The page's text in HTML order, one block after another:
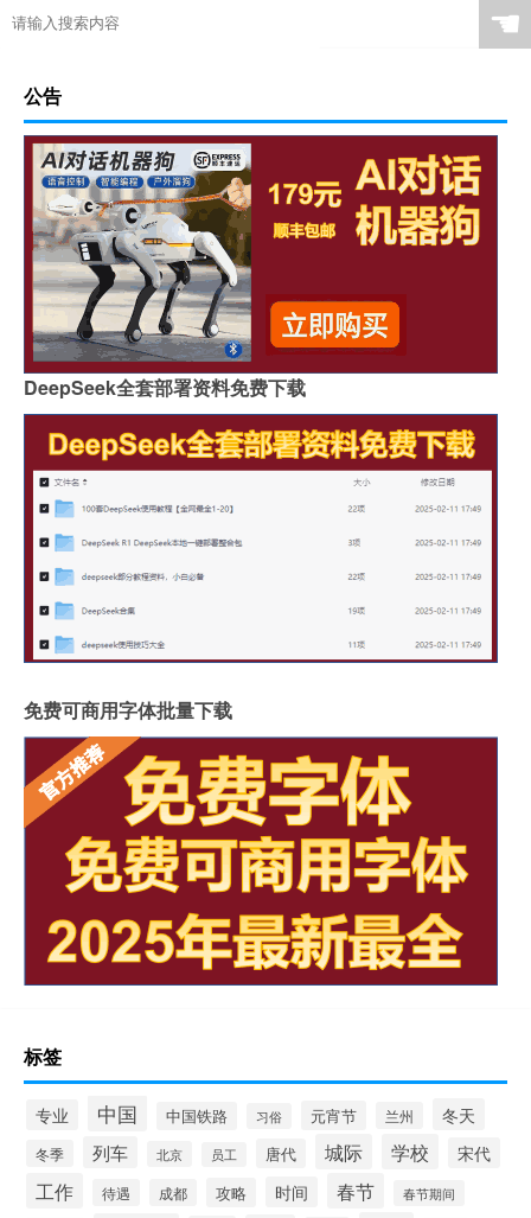
☚
公告
DeepSeek全套部署资料免费下载
免费可商用字体批量下载
标签
专业 中国 中国铁路 习俗 元宵节 兰州 冬天
冬季 列车 北京 员工 唐代 城际 学校 宋代
工作 待遇 成都 攻略 时间 春节 春节期间